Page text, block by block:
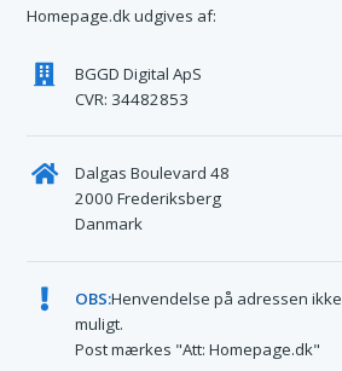
Homepage.dk udgives af:
BGGD Digital ApS
CVR: 34482853
Dalgas Boulevard 48
2000 Frederiksberg
Danmark
OBS:Henvendelse på adressen ikke
muligt.
Post mærkes "Att: Homepage.dk"